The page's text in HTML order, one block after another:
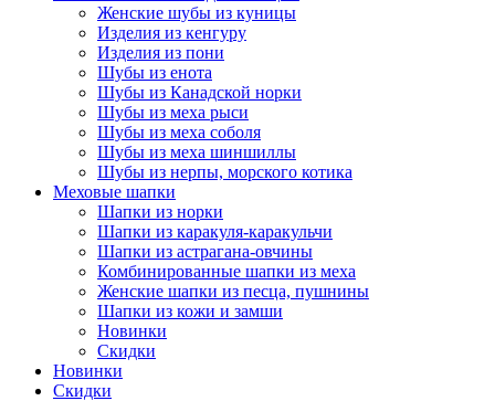
Женские шубы из куницы
Изделия из кенгуру
Изделия из пони
Шубы из енота
Шубы из Канадской норки
Шубы из меха рыси
Шубы из меха соболя
Шубы из меха шиншиллы
Шубы из нерпы, морского котика
Меховые шапки
Шапки из норки
Шапки из каракуля-каракульчи
Шапки из астрагана-овчины
Комбинированные шапки из меха
Женские шапки из песца, пушнины
Шапки из кожи и замши
Новинки
Скидки
Новинки
Скидки